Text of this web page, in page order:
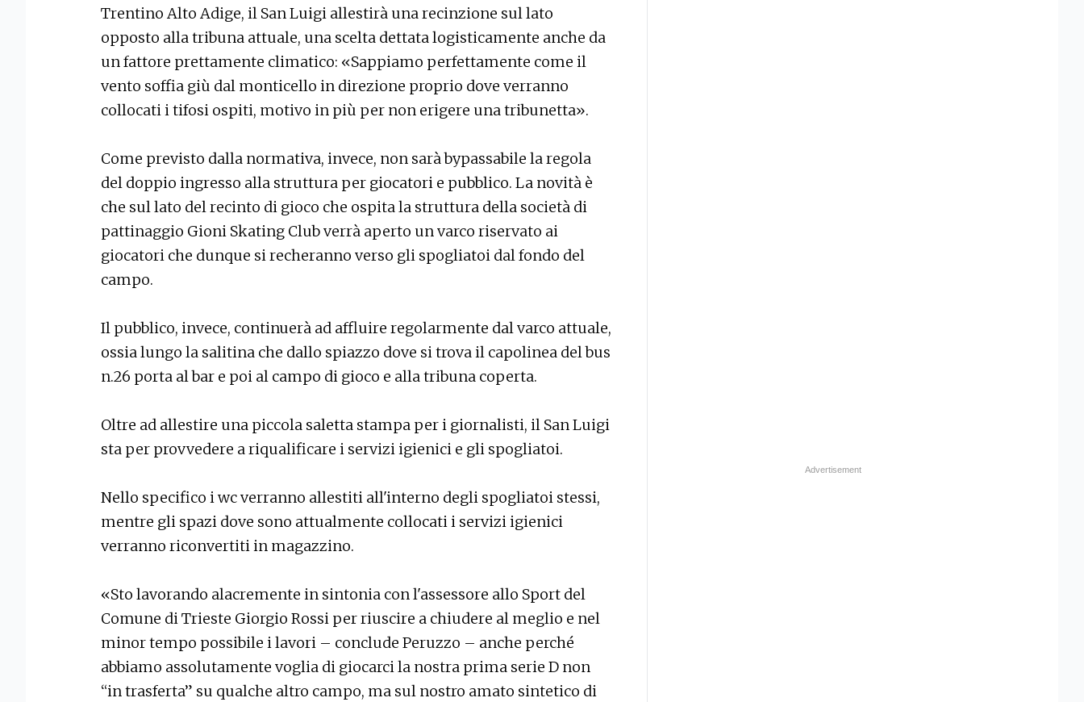
Trentino Alto Adige, il San Luigi allestirà una recinzione sul lato
opposto alla tribuna attuale, una scelta dettata logisticamente anche da
un fattore prettamente climatico: «Sappiamo perfettamente come il
vento soffia giù dal monticello in direzione proprio dove verranno
collocati i tifosi ospiti, motivo in più per non erigere una tribunetta».
Come previsto dalla normativa, invece, non sarà bypassabile la regola
del doppio ingresso alla struttura per giocatori e pubblico. La novità è
che sul lato del recinto di gioco che ospita la struttura della società di
pattinaggio Gioni Skating Club verrà aperto un varco riservato ai
giocatori che dunque si recheranno verso gli spogliatoi dal fondo del
campo.
Il pubblico, invece, continuerà ad affluire regolarmente dal varco attuale,
ossia lungo la salitina che dallo spiazzo dove si trova il capolinea del bus
n.26 porta al bar e poi al campo di gioco e alla tribuna coperta.
Oltre ad allestire una piccola saletta stampa per i giornalisti, il San Luigi
sta per provvedere a riqualificare i servizi igienici e gli spogliatoi.
Nello specifico i wc verranno allestiti all'interno degli spogliatoi stessi,
mentre gli spazi dove sono attualmente collocati i servizi igienici
verranno riconvertiti in magazzino.
«Sto lavorando alacremente in sintonia con l'assessore allo Sport del
Comune di Trieste Giorgio Rossi per riuscire a chiudere al meglio e nel
minor tempo possibile i lavori – conclude Peruzzo – anche perché
abbiamo assolutamente voglia di giocarci la nostra prima serie D non
“in trasferta” su qualche altro campo, ma sul nostro amato sintetico di